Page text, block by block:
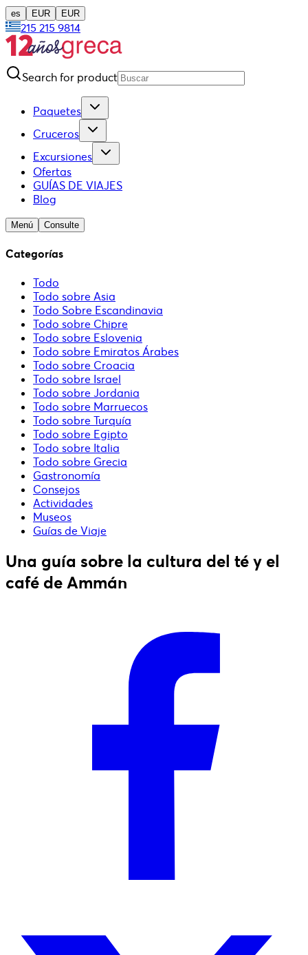
es EUR EUR
215 215 9814
Search for product
Paquetes
Cruceros
Excursiones
Ofertas
GUÍAS DE VIAJES
Blog
Menú Consulte
Categorías
Todo
Todo sobre Asia
Todo Sobre Escandinavia
Todo sobre Chipre
Todo sobre Eslovenia
Todo sobre Emiratos Árabes
Todo sobre Croacia
Todo sobre Israel
Todo sobre Jordania
Todo sobre Marruecos
Todo sobre Turquía
Todo sobre Egipto
Todo sobre Italia
Todo sobre Grecia
Gastronomía
Consejos
Actividades
Museos
Guías de Viaje
Una guía sobre la cultura del té y el
café de Ammán